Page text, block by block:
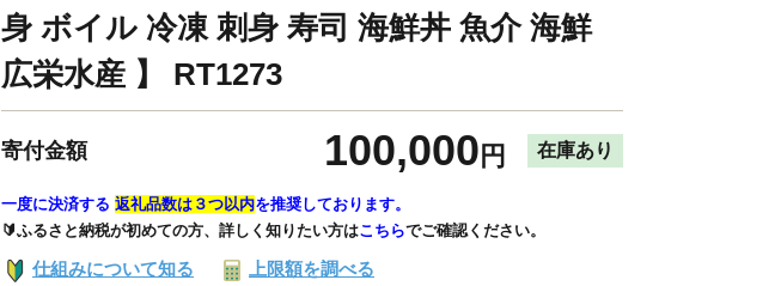
身 ボイル 冷凍 刺身 寿司 海鮮丼 魚介 海鮮
広栄水産 】 RT1273
寄付金額 100,000 円 在庫あり
一度に決済する 返礼品数は３つ以内を推奨しております。
🔰ふるさと納税が初めての方、詳しく知りたい方はこちらでご確認ください。
仕組みについて知る 上限額を調べる